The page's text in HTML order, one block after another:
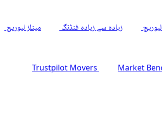
زیادہ سے زیادہ فنڈنگ میٹلز لیوریج
Trustpilot Movers Market